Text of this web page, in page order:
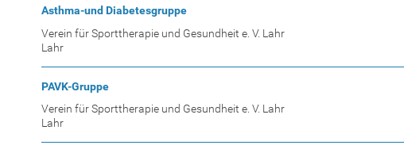
Asthma-und Diabetesgruppe
Verein für Sporttherapie und Gesundheit e. V. Lahr
Lahr
PAVK-Gruppe
Verein für Sporttherapie und Gesundheit e. V. Lahr
Lahr